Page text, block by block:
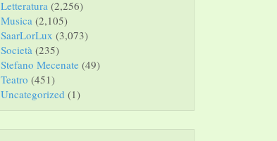
Letteratura (2,256)
Musica (2,105)
SaarLorLux (3,073)
Società (235)
Stefano Mecenate (49)
Teatro (451)
Uncategorized (1)